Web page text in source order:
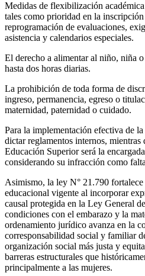
Medidas de flexibilización
tales como prioridad en la inscripción
reprogramación de evaluaciones,
asistencia y calendarios especiales.
El derecho a alimentar al niño, niña
hasta dos horas diarias.
La prohibición de toda forma de
ingreso, permanencia, egreso o
maternidad, paternidad o cuidado.
Para la implementación efectiva de
dictar reglamentos internos, mientras
Educación Superior será la
considerando su infracción como
Asimismo, la ley N° 21.790
educacional vigente al incorporar
causal protegida en la Ley General
condiciones con el embarazo y la
ordenamiento jurídico avanza en la
corresponsabilidad social y familiar
organización social más justa y
barreras estructurales que
principalmente a las mujeres.